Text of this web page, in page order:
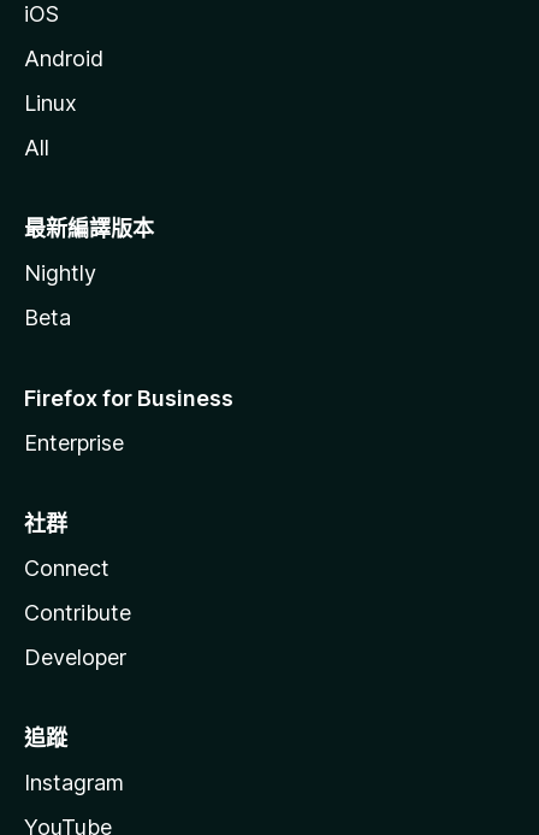
iOS
Android
Linux
All
最新編譯版本
Nightly
Beta
Firefox for Business
Enterprise
社群
Connect
Contribute
Developer
追蹤
Instagram
YouTube